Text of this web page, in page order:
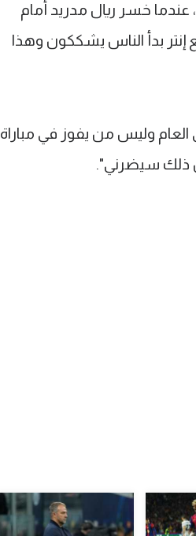
عندما خسر ريال مدريد أمام
إنتر بدأ الناس يشككون وهذا
وليس من يفوز في مباراة
أن ذلك سيضرني".